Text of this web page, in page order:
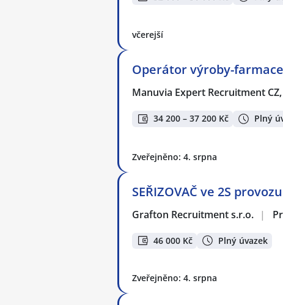
včerejší
Operátor výroby-
Manuvia Expert Recruitment
34 200 – 37 200 Kč Plný
Zveřejněno: 4. srpna
SEŘIZOVAČ ve 2S
Grafton Recruitment s.r.o. |
46 000 Kč Plný úvazek
Zveřejněno: 4. srpna